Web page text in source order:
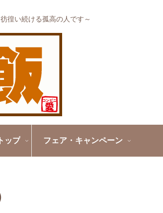
徨い続ける孤高の人です～
ップ フェア・キャンペーン